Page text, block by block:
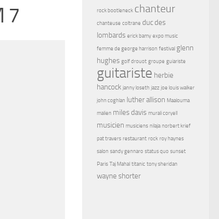
7 rock bootleneck chanteur
chanteuse coltrane duc des
lombards erick bamy expo music
femme de george harrison festival glenn
hughes golf drouot groupe guiariste
guitariste herbie
hancock janny loseth jazz joe louis walker
john coghlan luther allison Maalouma
malien miles davis murali coryell
musicien musiciens nilaja norbert krief
pat travers restaurant rock roy haynes
salon sandy gennaro status quo sunset
Paris Taj Mahal titanic tony sheridan
wayne shorter